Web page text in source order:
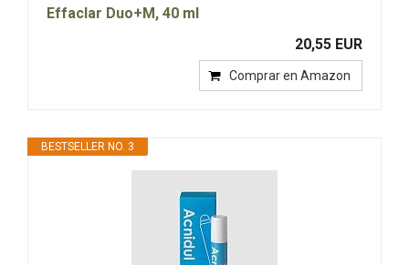
Effaclar Duo+M, 40 ml
20,55 EUR
Comprar en Amazon
BESTSELLER NO. 3